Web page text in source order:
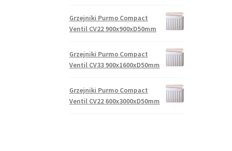
Grzejniki Purmo Compact
Ventil CV22 900x900xD50mm
Grzejniki Purmo Compact
Ventil CV33 900x1600xD50mm
Grzejniki Purmo Compact
Ventil CV22 600x3000xD50mm